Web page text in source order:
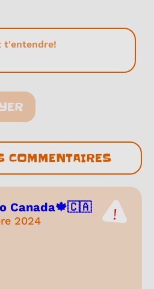
COMMENTAIRES
Canada🍁🇨🇦
2024